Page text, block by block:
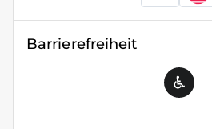
Barrierefreiheit